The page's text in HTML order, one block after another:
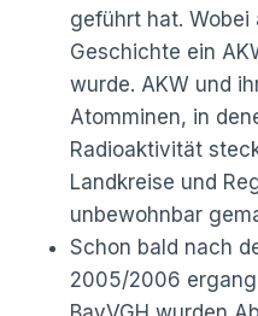
geführt hat.
Geschichte ein
wurde. AKW und
Atomminen, in
Radioaktivität
Landkreise und
unbewohnbar
Schon bald nach
2005/2006